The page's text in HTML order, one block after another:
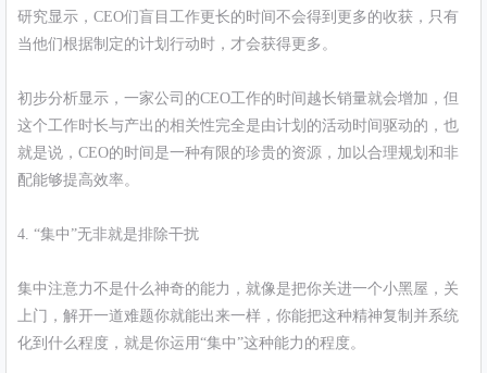
研究显示，CEO们盲目工作更长的时间不会得到更多的收获，只有
当他们根据制定的计划行动时，才会获得更多。
初步分析显示，一家公司的CEO工作的时间越长销量就会增加，但
这个工作时长与产出的相关性完全是由计划的活动时间驱动的，也
就是说，CEO的时间是一种有限的珍贵的资源，加以合理规划和非
配能够提高效率。
4. “集中”无非就是排除干扰
集中注意力不是什么神奇的能力，就像是把你关进一个小黑屋，关
上门，解开一道难题你就能出来一样，你能把这种精神复制并系统
化到什么程度，就是你运用“集中”这种能力的程度。